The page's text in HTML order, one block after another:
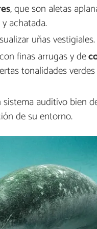
, que son aletas
achatada.
uñas vestigiales.
finas arrugas y de
tonalidades
auditivo bien
de su entorno.